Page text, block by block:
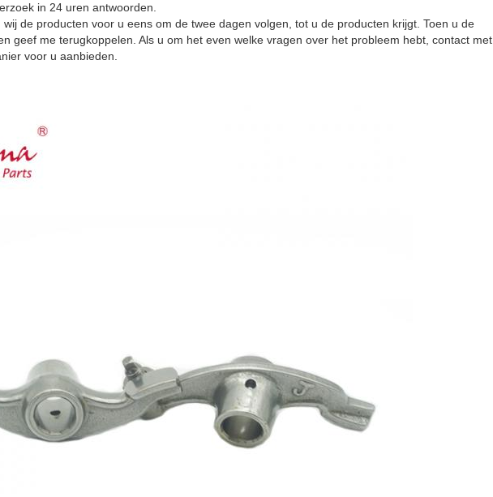
in 24 uren antwoorden.
de producten voor u eens om de twee dagen volgen, tot u de producten krijgt. Toen u de
geef me terugkoppelen. Als u om het even welke vragen over het probleem hebt, contact met
voor u aanbieden.